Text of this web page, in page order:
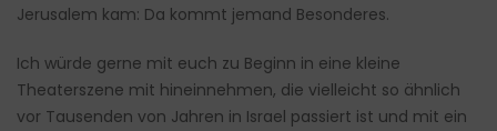
Jerusalem kam: Da kommt jemand Besonderes.
Ich würde gerne mit euch zu Beginn in eine kleine
Theaterszene mit hineinnehmen, die vielleicht so ähnlich
vor Tausenden von Jahren in Israel passiert ist und mit ein